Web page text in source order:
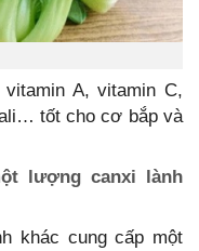
A, vitamin C,
tốt cho cơ bắp và
lượng canxi lành
khác cung cấp một